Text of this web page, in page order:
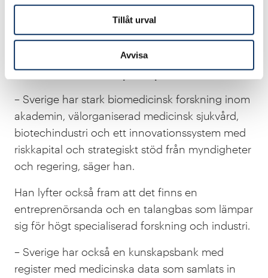
Tillåt urval
Avvisa
för att bota genetiska sjukdomar.
Hur står sig svensk
läkemedelsindustri i ett
internationellt perspektiv?
– Sverige har stark biomedicinsk forskning inom
akademin, välorganiserad medicinsk sjukvård,
biotechindustri och ett innovationssystem med
riskkapital och strategiskt stöd från myndigheter
och regering, säger han.
Han lyfter också fram att det finns en
entreprenörsanda och en talangbas som lämpar
sig för högt specialiserad forskning och industri.
– Sverige har också en kunskapsbank med
register med medicinska data som samlats in